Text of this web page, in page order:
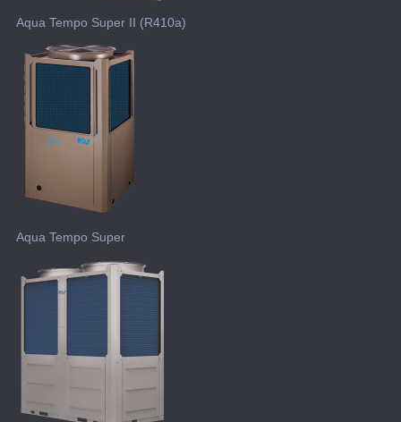
Aqua Tempo Super II (R410a)
Aqua Tempo Super